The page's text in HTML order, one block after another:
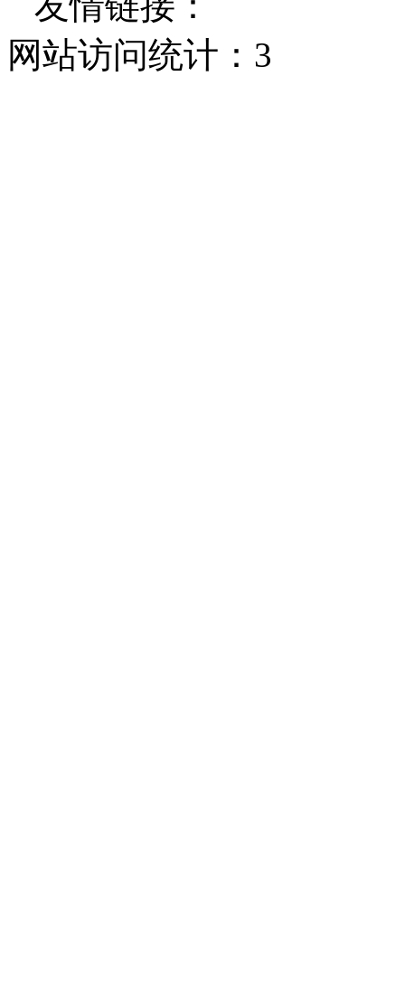
网站访问统计： 3